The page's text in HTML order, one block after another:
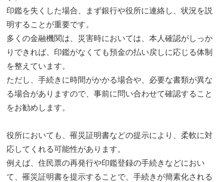
印鑑を失くした場合、まず銀行や役所に連絡し、状況を説
明することが重要です。
多くの金融機関は、災害時においては、本人確認がしっか
りできれば、印鑑がなくても預金の払い戻しに応じる体制
を整えています。
ただし、手続きに時間がかかる場合や、必要な書類が異な
る場合がありますので、事前に問い合わせて確認すること
をお勧めします。
役所においても、罹災証明書などの提示により、柔軟に対
応してくれる可能性があります。
例えば、住民票の再発行や印鑑登録の手続きなどにおい
て、罹災証明書を提示することで、手続きが簡素化される